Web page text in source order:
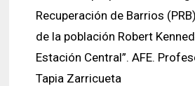
Recuperación de Barrios
de la población Robert
Estación Central”. AFE.
Tapia Zarricueta